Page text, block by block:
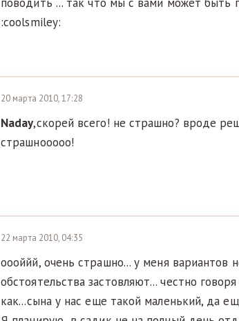
:coolsmiley:
20 марта 2010, 17:28
Naday,скорей всего! не страшно? вроде
страшнооооо!
22 марта 2010, 04:35
оооййй, очень страшно... у меня вариантов
обстоятельства застовляют... честно
как...сына у нас еще такой маленький, да